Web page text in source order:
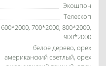
Экошпон
Телескоп
600*2000, 700*2000, 800*2000,
900*2000
белое дерево, орех
американский светлый, орех